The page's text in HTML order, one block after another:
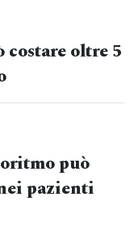
oltre 5
può
pazienti